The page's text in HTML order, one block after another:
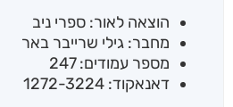
הוצאה לאור: ספרי ניב
מחבר: גילי שרייבר באר
מספר עמודים: 247
דאנאקוד: 1272-3224